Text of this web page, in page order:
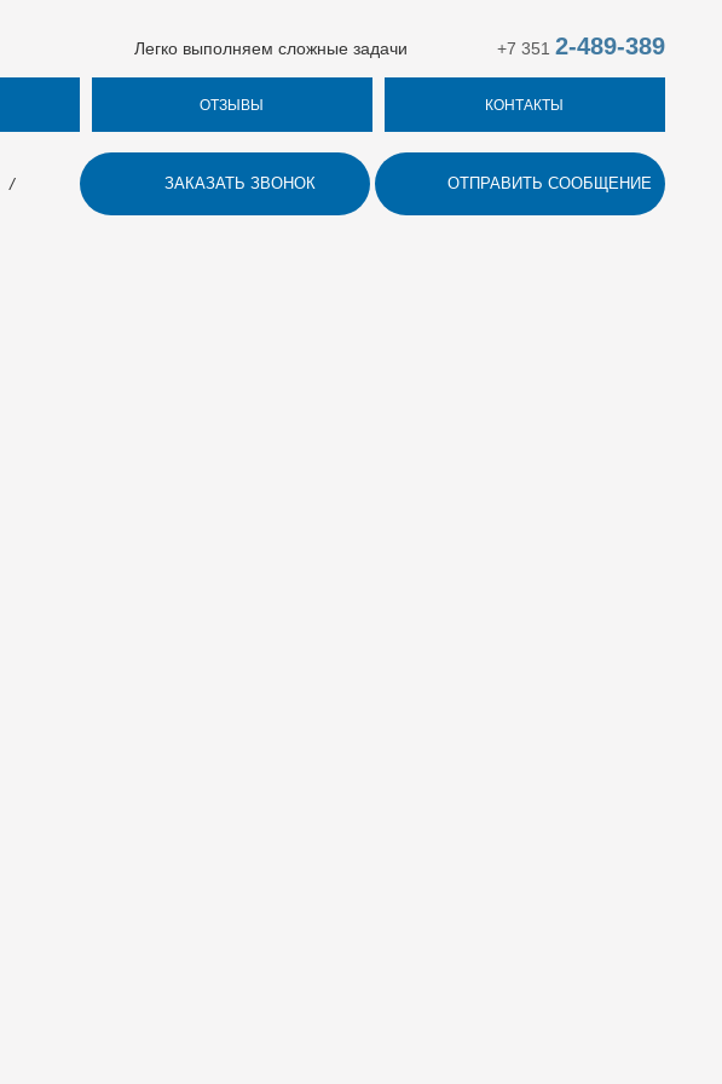
Легко выполняем сложные задачи +7 351 2-489-389
ОТЗЫВЫ КОНТАКТЫ
/
ЗАКАЗАТЬ ЗВОНОК ОТПРАВИТЬ СООБЩЕНИЕ